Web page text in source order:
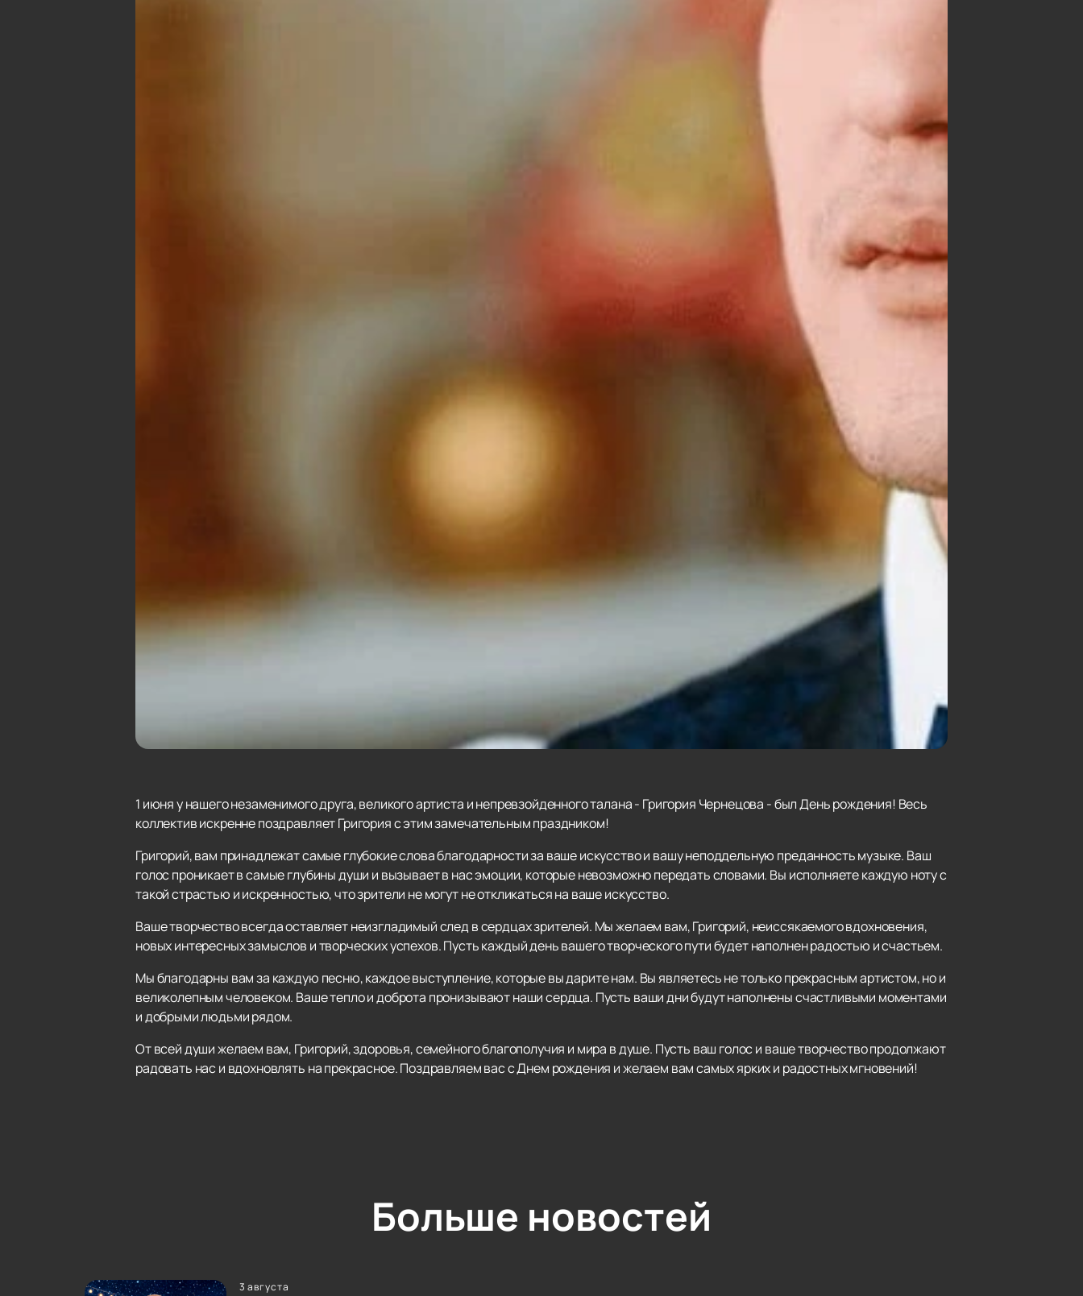
1 июня у нашего незаменимого друга, великого артиста и непревзойденного талана - Григория Чернецова - был День рождения! Весь
коллектив искренне поздравляет Григория с этим замечательным праздником!
Григорий, вам принадлежат самые глубокие слова благодарности за ваше искусство и вашу неподдельную преданность музыке. Ваш
голос проникает в самые глубины души и вызывает в нас эмоции, которые невозможно передать словами. Вы исполняете каждую ноту с
такой страстью и искренностью, что зрители не могут не откликаться на ваше искусство.
Ваше творчество всегда оставляет неизгладимый след в сердцах зрителей. Мы желаем вам, Григорий, неиссякаемого вдохновения,
новых интересных замыслов и творческих успехов. Пусть каждый день вашего творческого пути будет наполнен радостью и счастьем.
Мы благодарны вам за каждую песню, каждое выступление, которые вы дарите нам. Вы являетесь не только прекрасным артистом, но и
великолепным человеком. Ваше тепло и доброта пронизывают наши сердца. Пусть ваши дни будут наполнены счастливыми моментами
и добрыми людьми рядом.
От всей души желаем вам, Григорий, здоровья, семейного благополучия и мира в душе. Пусть ваш голос и ваше творчество продолжают
радовать нас и вдохновлять на прекрасное. Поздравляем вас с Днем рождения и желаем вам самых ярких и радостных мгновений!
Больше новостей
3 августа